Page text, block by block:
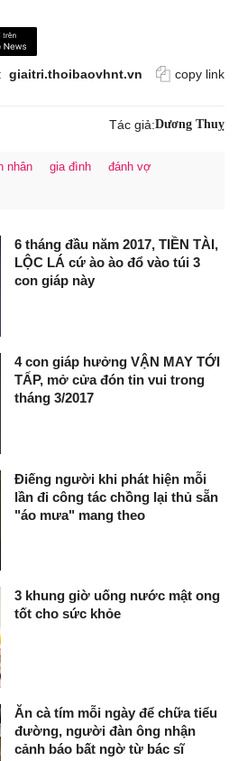
giaitri.thoibaovhnt.vn copy link
Tác giả:Dương Thuỵ
nhân gia đình
đánh vợ
6 tháng đầu năm 2017, TIỀN TÀI,
LỘC LÁ cứ ào ào đổ vào túi 3
con giáp này
4 con giáp hưởng VẬN MAY TỚI
TẤP, mở cửa đón tin vui trong
tháng 3/2017
Điếng người khi phát hiện mỗi
lần đi công tác chồng lại thủ sẵn
"áo mưa" mang theo
3 khung giờ uống nước mật ong
tốt cho sức khỏe
Ăn cà tím mỗi ngày để chữa tiểu
đường, người đàn ông nhận
cảnh báo bất ngờ từ bác sĩ